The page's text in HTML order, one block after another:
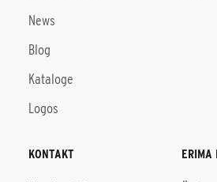
News
Blog
Kataloge
Logos
KONTAKT ERIMA